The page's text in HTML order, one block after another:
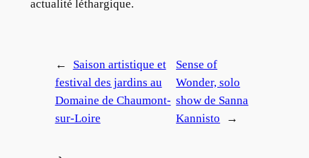
actualité léthargique.
←
Saison artistique et
festival des jardins au
Domaine de Chaumont-
sur-Loire
Sense of
Wonder, solo
show de Sanna
Kannisto
→